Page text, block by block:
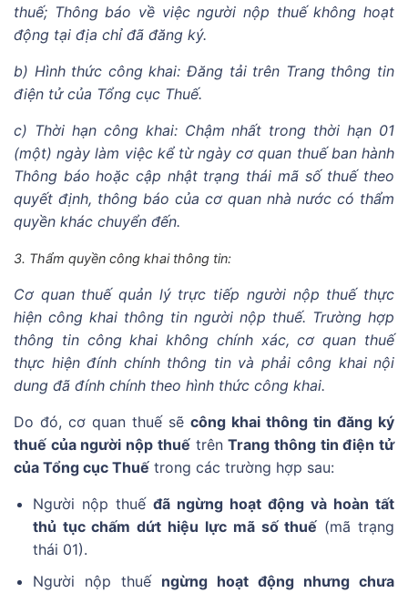
thuế; Thông báo về việc người nộp thuế không hoạt
động tại địa chỉ đã đăng ký.
b) Hình thức công khai: Đăng tải trên Trang thông tin
điện tử của Tổng cục Thuế.
c) Thời hạn công khai: Chậm nhất trong thời hạn 01
(một) ngày làm việc kể từ ngày cơ quan thuế ban hành
Thông báo hoặc cập nhật trạng thái mã số thuế theo
quyết định, thông báo của cơ quan nhà nước có thẩm
quyền khác chuyển đến.
3. Thẩm quyền công khai thông tin:
Cơ quan thuế quản lý trực tiếp người nộp thuế thực
hiện công khai thông tin người nộp thuế. Trường hợp
thông tin công khai không chính xác, cơ quan thuế
thực hiện đính chính thông tin và phải công khai nội
dung đã đính chính theo hình thức công khai.
Do đó, cơ quan thuế sẽ công khai thông tin đăng ký
thuế của người nộp thuếtrênTrang thông tin điện tử
của Tổng cục Thuế trong các trường hợp sau:
Người nộp thuế đã ngừng hoạt động và hoàn tất
thủ tục chấm dứt hiệu lực mã số thuế (mã trạng
thái 01).
Người nộp thuế ngừng hoạt động nhưng chưa